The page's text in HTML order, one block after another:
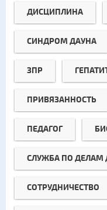
ДИСЦИПЛИНА
СИНДРОМ ДАУНА
ЗПР
ПРИВЯЗАННОСТЬ
ПЕДАГОГ
СЛУЖБА ПО ДЕЛАМ
СОТРУДНИЧЕСТВО